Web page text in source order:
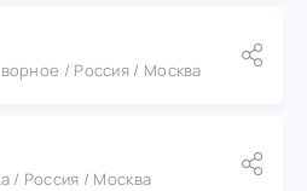
/ Россия / Москва
/ Россия / Москва